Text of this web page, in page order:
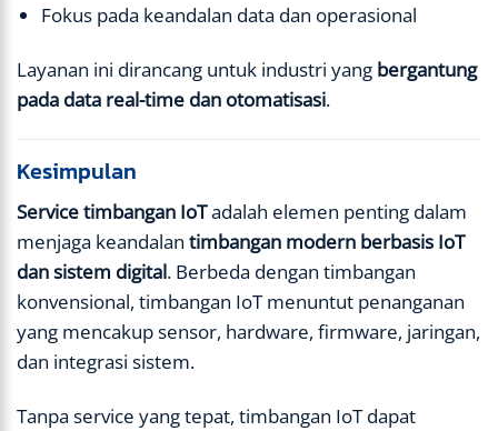
Fokus pada keandalan data dan operasional
Layanan ini dirancang untuk industri yang bergantung
pada data real-time dan otomatisasi.
Kesimpulan
Service timbangan IoTadalah elemen penting dalam
menjaga keandalan timbangan modern berbasis IoT
dan sistem digital. Berbeda dengan timbangan
konvensional, timbangan IoT menuntut penanganan
yang mencakup sensor, hardware, firmware, jaringan,
dan integrasi sistem.
Tanpa service yang tepat, timbangan IoT dapat